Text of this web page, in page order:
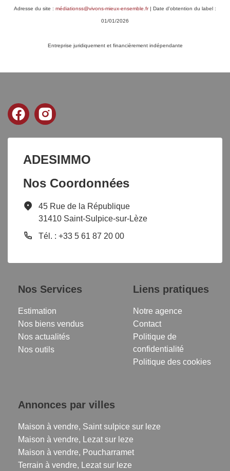
Adresse du site : médiationss@vivons-mieux-ensemble.fr| Date d'obtention du label :
01/01/2026
Entreprise juridiquement et financièrement indépendante
ADESIMMO
Nos Coordonnées
45 Rue de la République
31410 Saint-Sulpice-sur-Lèze
Tél. : +33 5 61 87 20 00
Nos Services
Estimation
Nos biens vendus
Nos actualités
Nos outils
Liens pratiques
Notre agence
Contact
Politique de
confidentialité
Politique des cookies
Annonces par villes
Maison à vendre, Saint sulpice sur leze
Maison à vendre, Lezat sur leze
Maison à vendre, Poucharramet
Terrain à vendre, Lezat sur leze